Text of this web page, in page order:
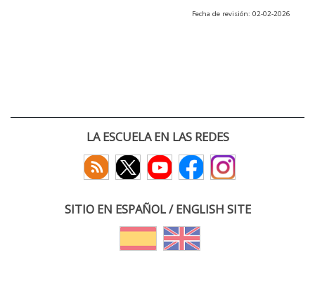
Fecha de revisión: 02-02-2026
LA ESCUELA EN LAS REDES
SITIO EN ESPAÑOL / ENGLISH SITE